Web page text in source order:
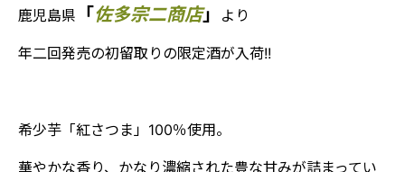
鹿児島県 「佐多宗二商店」 より
年二回発売の初留取りの限定酒が入荷!!
希少芋「紅さつま」100％使用。
華やかな香り、かなり濃縮された豊な甘みが詰まってい